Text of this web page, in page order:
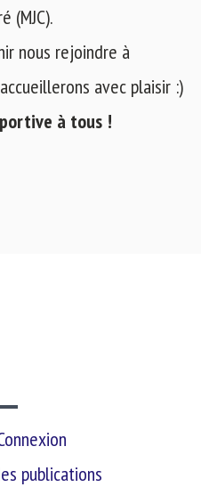
(MJC).
nous rejoindre à
avec plaisir :)
à tous !
publications